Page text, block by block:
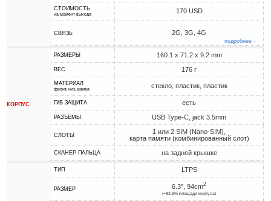
СТОИМОСТЬ
на момент выхода 170 USD
СВЯЗЬ 2G, 3G, 4G
подробнее ↓
КОРПУС
РАЗМЕРЫ 160.1 x 71.2 x 9.2 mm
ВЕС 176 г
МАТЕРИАЛ
фронт, низ, рамка стекло, пластик, пластик
П/В ЗАЩИТА есть
РАЗЪЕМЫ USB Type-C, jack 3.5mm
СЛОТЫ
1 или 2 SIM (Nano-SIM),
карта памяти (комбинированный слот)
СКАНЕР ПАЛЬЦА на задней крышке
ТИП LTPS
РАЗМЕР 6.3", 94cm2
(~82.5% площади корпуса)